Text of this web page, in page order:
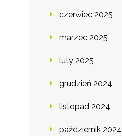
czerwiec 2025
marzec 2025
luty 2025
grudzień 2024
listopad 2024
październik 2024